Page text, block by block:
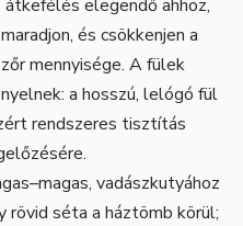
elegendő ahhoz,
és csökkenjen a
mennyisége. A fülek
a hosszú, lelógó fül
rendszeres tisztítás
vadászkutyához
rövid séta a háztömb körül;